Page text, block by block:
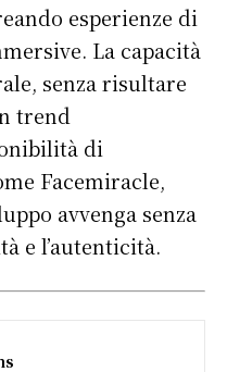
esperienze di
La capacità
senza risultare
trend
di
Facemiracle,
avvenga senza
e l’autenticità.